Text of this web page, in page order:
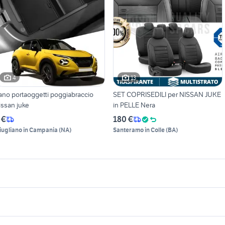
4
portaoggetti poggiabraccio
juke
in Campania (NA)
13
SET COPRISEDILI per NISSAN JUKE
in PELLE Nera
180 €
Santeramo in Colle(BA)